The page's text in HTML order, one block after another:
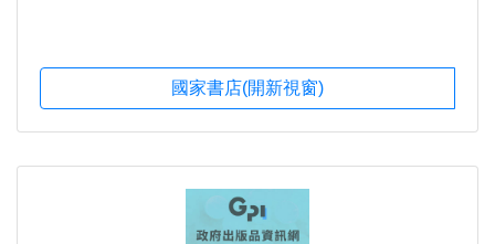
國家書店(開新視窗)